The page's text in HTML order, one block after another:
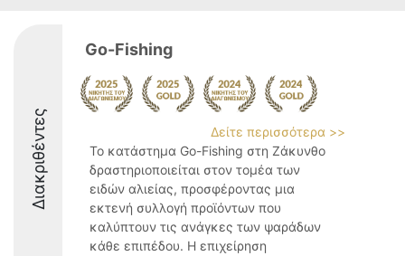
Διακριθέντες
Go-Fishing
Δείτε περισσότερα >>
Το κατάστημα Go-Fishing στη Ζάκυνθο
δραστηριοποιείται στον τομέα των
ειδών αλιείας, προσφέροντας μια
εκτενή συλλογή προϊόντων που
καλύπτουν τις ανάγκες των ψαράδων
κάθε επιπέδου. Η επιχείρηση